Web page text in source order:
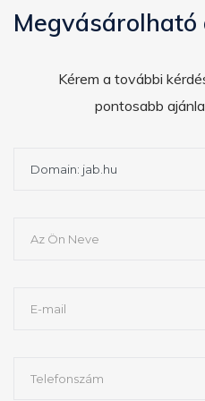
Megvásárolható
Kérem a további
pontosabb